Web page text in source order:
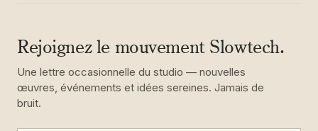
Rejoignez le mouvement Slowtech.
Une lettre occasionnelle du studio — nouvelles
œuvres, événements et idées sereines. Jamais de
bruit.